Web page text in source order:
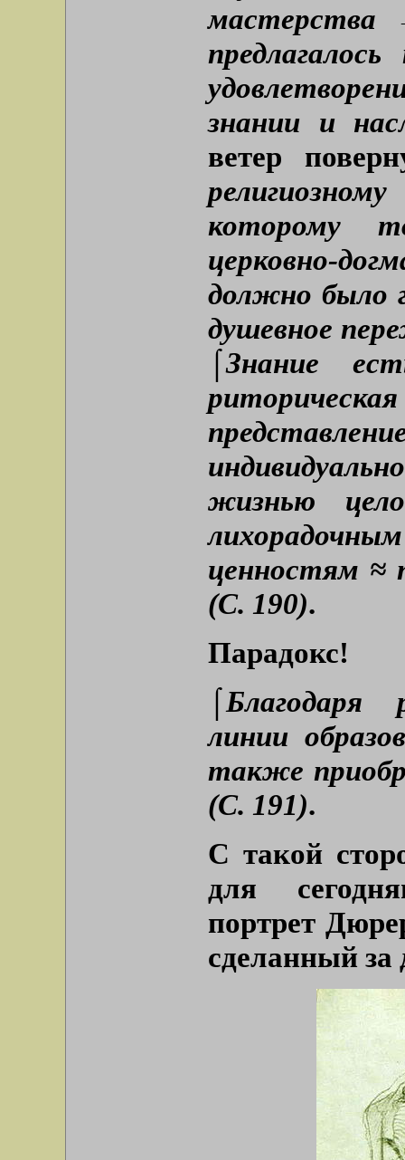
знании и
ветер
которому
церковно-
должно было
душевное
⌠Знание
жизнью
ценностям ≈
(С. 190).
Парадокс!
линии
также
(С. 191).
С такой
для
портрет
сделанный за